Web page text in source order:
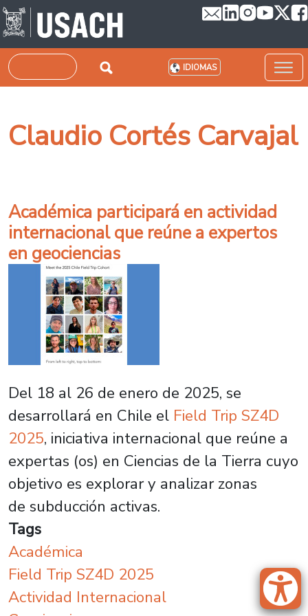
Pasar al contenido principal
Buscar IDIOMAS
Claudio Cortés Carvajal
Académica participará en actividad
internacional que reúne a expertos
en geociencias
Del 18 al 26 de enero de 2025, se
desarrollará en Chile el Field Trip SZ4D
2025, iniciativa internacional que reúne a
expertas (os) en Ciencias de la Tierra cuyo
objetivo es explorar y analizar zonas
de subducción activas.
Tags
Académica
Field Trip SZ4D 2025
Actividad Internacional